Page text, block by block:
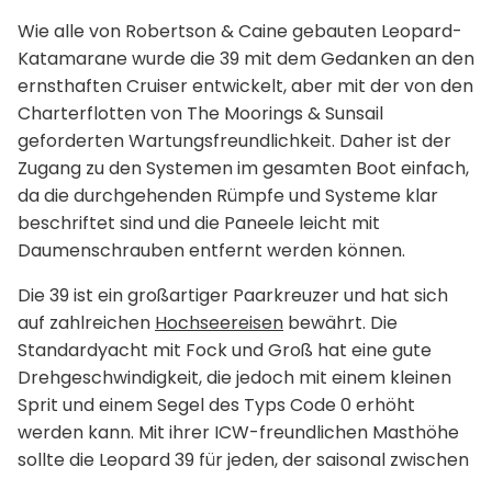
Wie alle von Robertson & Caine gebauten Leopard-
Katamarane wurde die 39 mit dem Gedanken an den
ernsthaften Cruiser entwickelt, aber mit der von den
Charterflotten von The Moorings & Sunsail
geforderten Wartungsfreundlichkeit. Daher ist der
Zugang zu den Systemen im gesamten Boot einfach,
da die durchgehenden Rümpfe und Systeme klar
beschriftet sind und die Paneele leicht mit
Daumenschrauben entfernt werden können.
Die 39 ist ein großartiger Paarkreuzer und hat sich
auf zahlreichen Hochseereisen bewährt. Die
Standardyacht mit Fock und Groß hat eine gute
Drehgeschwindigkeit, die jedoch mit einem kleinen
Sprit und einem Segel des Typs Code 0 erhöht
werden kann. Mit ihrer ICW-freundlichen Masthöhe
sollte die Leopard 39 für jeden, der saisonal zwischen